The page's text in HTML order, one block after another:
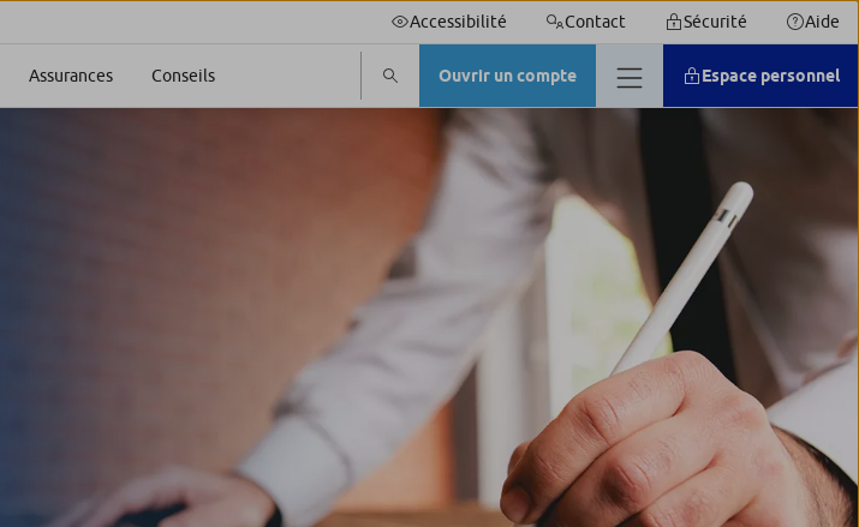
Accessibilité Contact Sécurité Aide
Assurances Conseils Ouvrir un compte Espace personnel